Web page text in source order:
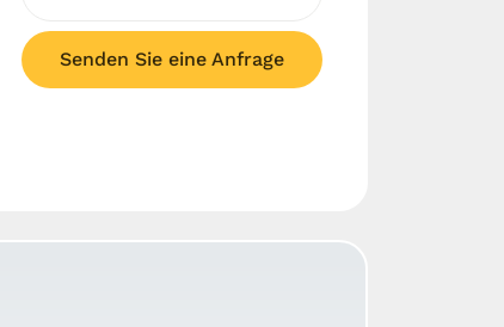
Senden Sie eine Anfrage